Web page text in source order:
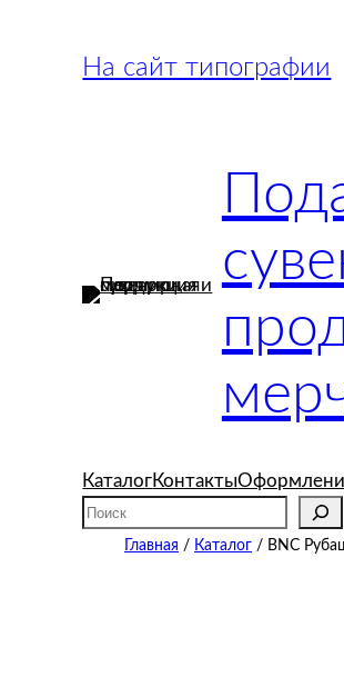
содержимомуНа сайт типографии
КаталогКонтакты
Поиск
Главная / Каталог / BNC